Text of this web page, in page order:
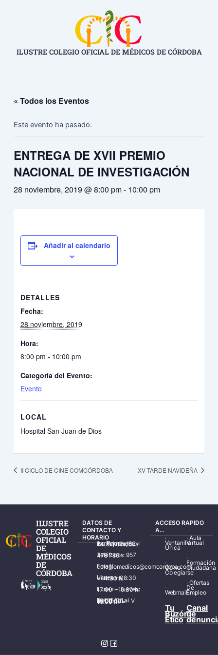
ILUSTRE COLEGIO OFICIAL DE MÉDICOS DE CÓRDOBA
« Todos los Eventos
Este evento ha pasado.
ENTREGA DE XVII PREMIO
NACIONAL DE INVESTIGACIÓN
28 noviembre, 2019 @ 8:00 pm- 10:00 pm
Añadir al calendario
DETALLES
Fecha:
28 noviembre, 2019
Hora:
8:00 pm - 10:00 pm
Categoría del Evento:
Evento
LOCAL
Hospital San Juan de Dios
II CICLO DE CINE COMCÓRDOBA XV TARDE NAVIDEÑA
ILUSTRE
COLEGIO
OFICIAL
DE
MÉDICOS
DE
CÓRDOBA
DATOS DE
CONTACTO Y
HORARIO
Av. Ronda de los Tejares, 32 – 14001 Córdoba
Teléfonos: 957 478 785
Email: colegiomedicos@comcordoba.com
Lunes – Viernes: 08:30 – 14:30 h.
Lunes – Jueves: 17:00 – 19:30 h.
Del 15/06 al 15/09 de L – V de 08:00 – 15:00 h.
ACCESO RAPIDO
A...
·
Ventanilla
Única
·
Cómo
Colegiarse
·
Webmail
·Aula
Virtual
·
Formación
Ciudadana
·Ofertas
De
Empleo
Tu
Buzón
Ético
Canal
de